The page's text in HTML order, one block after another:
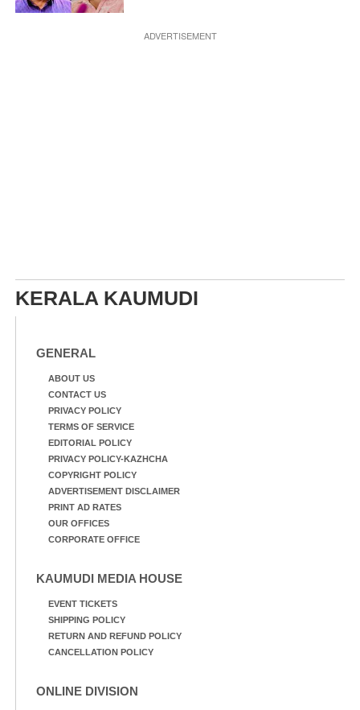
ADVERTISEMENT
KERALA KAUMUDI
GENERAL
ABOUT US
CONTACT US
PRIVACY POLICY
TERMS OF SERVICE
EDITORIAL POLICY
PRIVACY POLICY-KAZHCHA
COPYRIGHT POLICY
ADVERTISEMENT DISCLAIMER
PRINT AD RATES
OUR OFFICES
CORPORATE OFFICE
KAUMUDI MEDIA HOUSE
EVENT TICKETS
SHIPPING POLICY
RETURN AND REFUND POLICY
CANCELLATION POLICY
ONLINE DIVISION